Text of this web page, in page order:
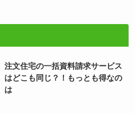
注文住宅の一括資料請求サービス
はどこも同じ？！もっとも得なの
は